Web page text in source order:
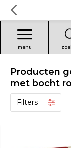
menu
Producten
met bocht
Filters